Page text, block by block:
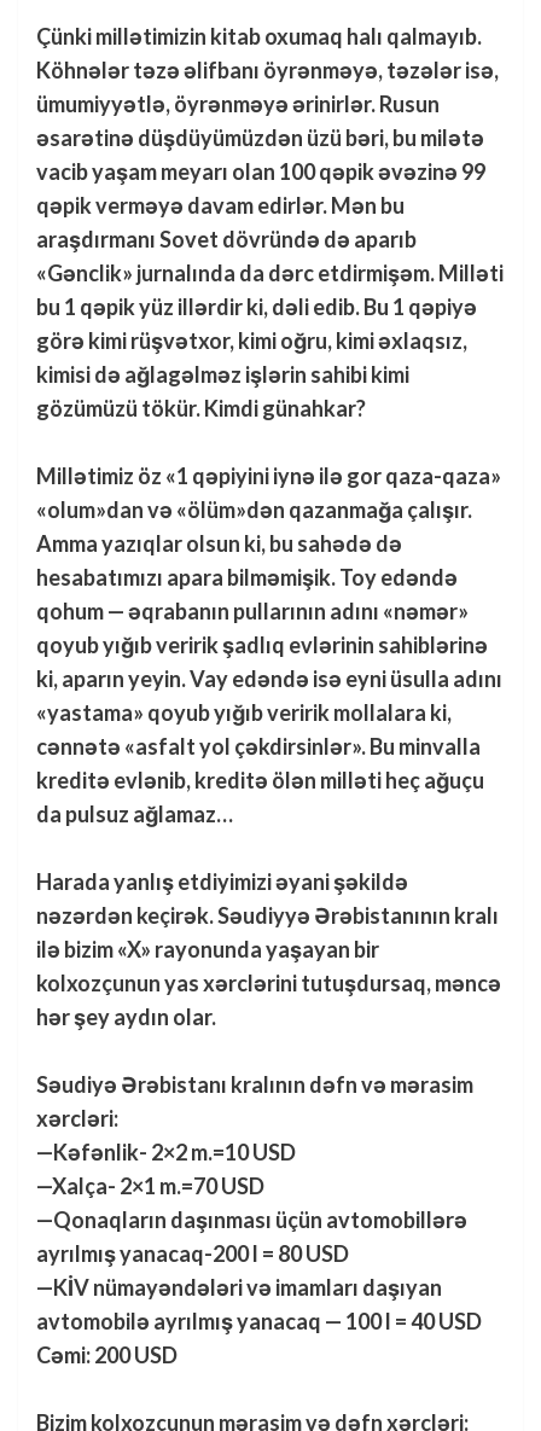
Çünki millətimizin kitab oxumaq halı qalmayıb.
Köhnələr təzə əlifbanı öyrənməyə, təzələr isə,
ümumiyyətlə, öyrənməyə ərinirlər. Rusun
əsarətinə düşdüyümüzdən üzü bəri, bu milətə
vacib yaşam meyarı olan 100 qəpik əvəzinə 99
qəpik verməyə davam edirlər. Mən bu
araşdırmanı Sovet dövründə də aparıb
«Gənclik» jurnalında da dərc etdirmişəm. Milləti
bu 1 qəpik yüz illərdir ki, dəli edib. Bu 1 qəpiyə
görə kimi rüşvətxor, kimi oğru, kimi əxlaqsız,
kimisi də ağlagəlməz işlərin sahibi kimi
gözümüzü tökür. Kimdi günahkar?
Millətimiz öz «1 qəpiyini iynə ilə gor qaza-qaza»
«olum»dan və «ölüm»dən qazanmağa çalışır.
Amma yazıqlar olsun ki, bu sahədə də
hesabatımızı apara bilməmişik. Toy edəndə
qohum — əqrabanın pullarının adını «nəmər»
qoyub yığıb veririk şadlıq evlərinin sahiblərinə
ki, aparın yeyin. Vay edəndə isə eyni üsulla adını
«yastama» qoyub yığıb veririk mollalara ki,
cənnətə «asfalt yol çəkdirsinlər». Bu minvalla
kreditə evlənib, kreditə ölən milləti heç ağuçu
da pulsuz ağlamaz…
Harada yanlış etdiyimizi əyani şəkildə
nəzərdən keçirək. Səudiyyə Ərəbistanının kralı
ilə bizim «X» rayonunda yaşayan bir
kolxozçunun yas xərclərini tutuşdursaq, məncə
hər şey aydın olar.
Səudiyə Ərəbistanı kralının dəfn və mərasim
xərcləri:
—Kəfənlik- 2×2 m.=10 USD
—Xalça- 2×1 m.=70 USD
—Qonaqların daşınması üçün avtomobillərə
ayrılmış yanacaq-200 l = 80 USD
—KİV nümayəndələri və imamları daşıyan
avtomobilə ayrılmış yanacaq — 100 l = 40 USD
Cəmi: 200 USD
Bizim kolxozçunun mərasim və dəfn xərcləri: